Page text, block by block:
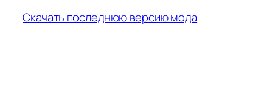
Скачать последнюю версию мода